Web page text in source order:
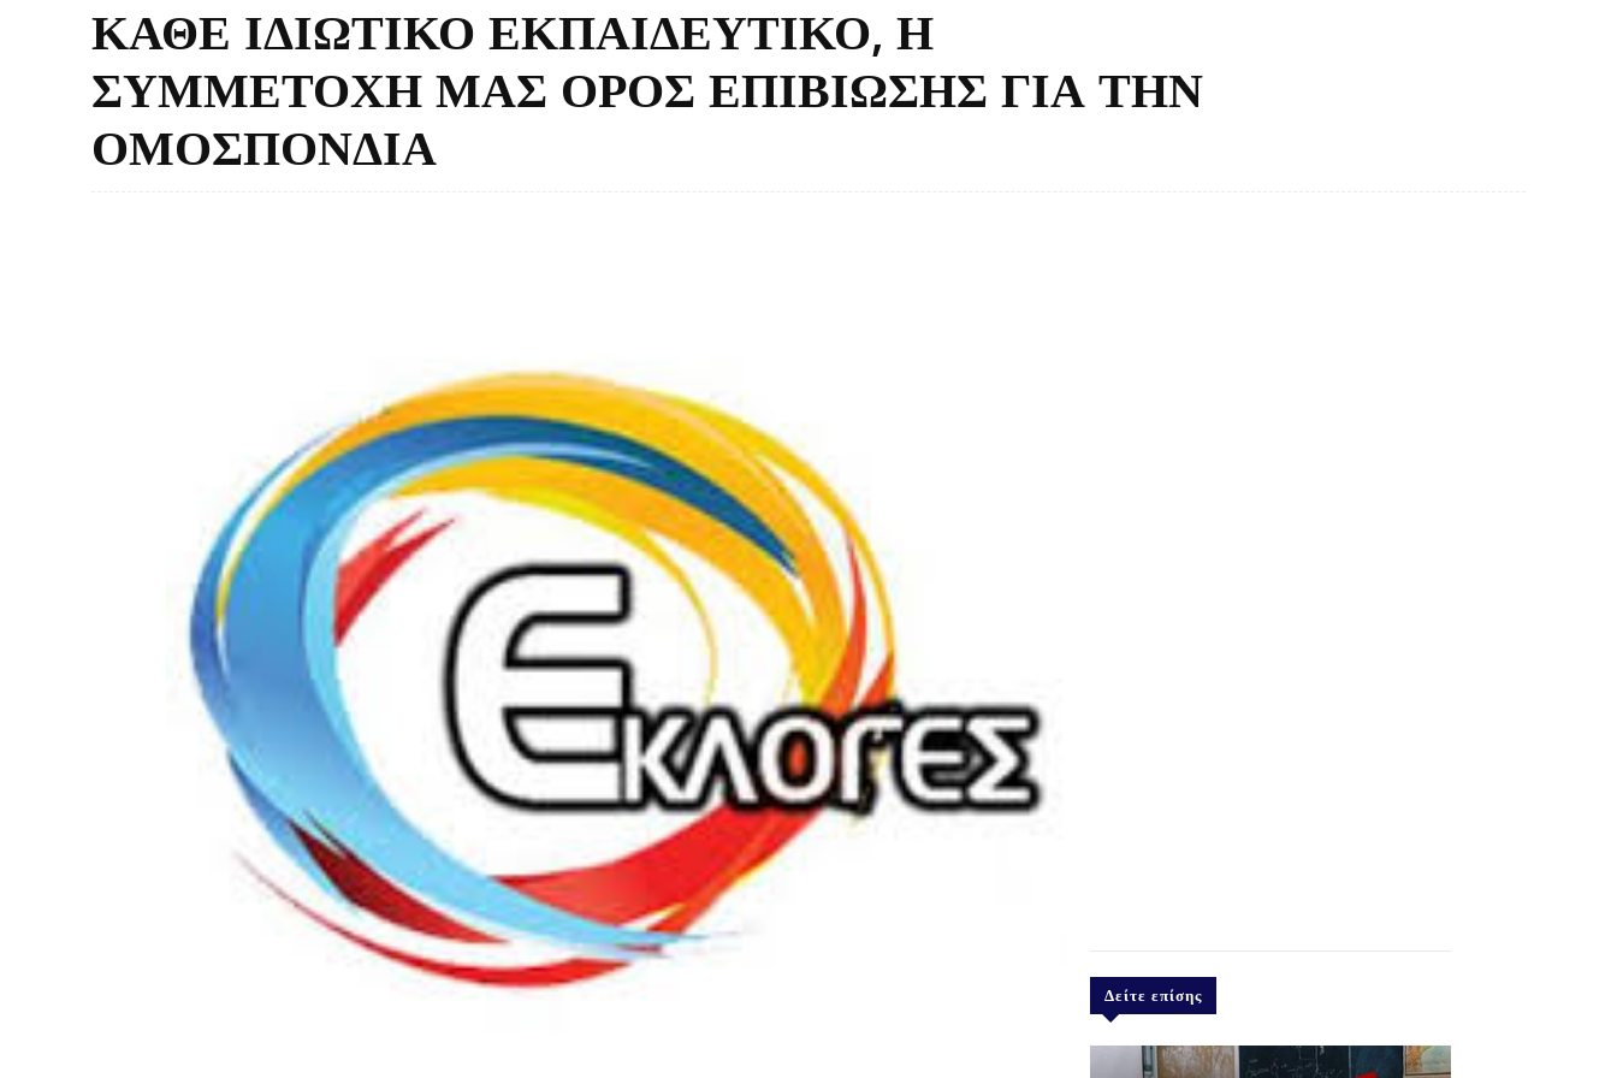
ΚΑΘΕ ΙΔΙΩΤΙΚΟ ΕΚΠΑΙΔΕΥΤΙΚΟ, Η
ΣΥΜΜΕΤΟΧΗ ΜΑΣ ΟΡΟΣ ΕΠΙΒΙΩΣΗΣ ΓΙΑ ΤΗΝ
ΟΜΟΣΠΟΝΔΙΑ
Δείτε επίσης